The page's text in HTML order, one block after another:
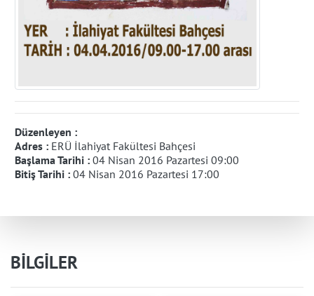
Düzenleyen :
Adres : ERÜ İlahiyat Fakültesi Bahçesi
Başlama Tarihi : 04 Nisan 2016 Pazartesi 09:00
Bitiş Tarihi : 04 Nisan 2016 Pazartesi 17:00
BİLGİLER